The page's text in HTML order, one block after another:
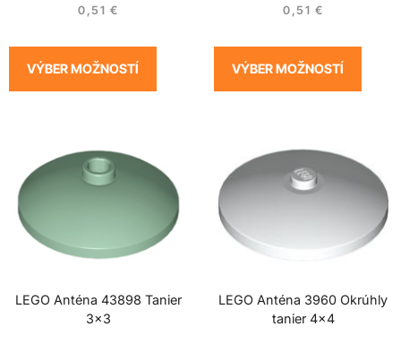
0,51 €
VÝBER MOŽNOSTÍ
0,51 €
VÝBER MOŽNOSTÍ
LEGO Anténa 43898 Tanier
3×3
LEGO Anténa 3960 Okrúhly
tanier 4×4